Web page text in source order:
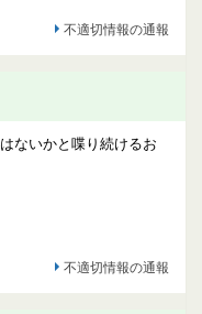
不適切情報の通報
ないかと喋り続けるお
不適切情報の通報